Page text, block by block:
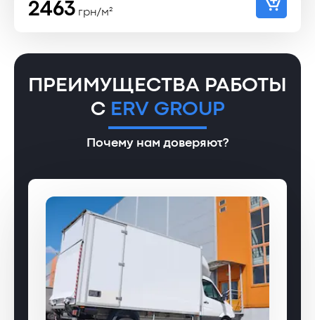
2463 грн/м²
ПРЕИМУЩЕСТВА РАБОТЫ
С ERV GROUP
Почему нам доверяют?